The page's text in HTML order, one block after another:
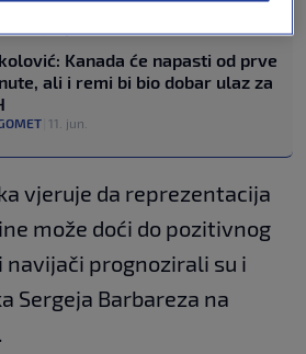
Kanada će napasti od prve
ali i remi bi bio dobar ulaz za
11. jun.
vjeruje da reprezentacija
može doći do pozitivnog
prognozirali su i
Sergeja Barbareza na